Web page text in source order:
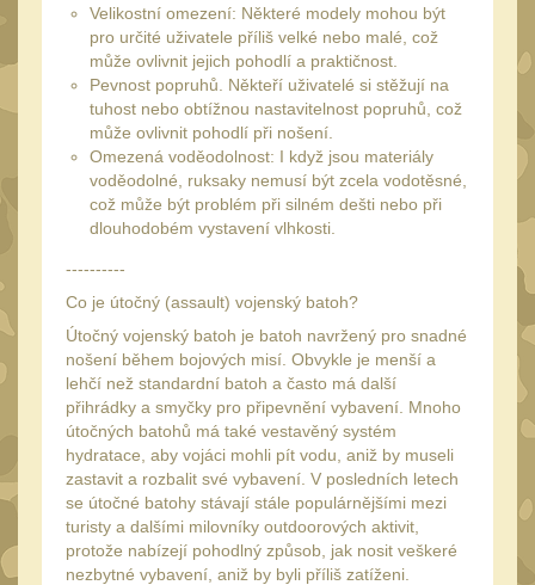
Čištění
AR15 14
AK4710
.223 (5.56mm) 9
.243 .260 (6.5mm)7
.270 .280 (7mm)
.30 .308 (7.62mm)10
12GA, 20GA
.40 .41 10
.44 .4511
.357 .38 (9mm)
1911 8
Náradie a nástroje33
Velikostní omezení: Některé modely mohou být
pro určité uživatele příliš velké nebo malé, což
může ovlivnit jejich pohodlí a praktičnost.
Pevnost popruhů. Někteří uživatelé si stěžují na
tuhost nebo obtížnou nastavitelnost popruhů, což
může ovlivnit pohodlí při nošení.
Omezená voděodolnost: I když jsou materiály
voděodolné, ruksaky nemusí být zcela vodotěsné,
což může být problém při silném dešti nebo při
dlouhodobém vystavení vlhkosti.
----------
Co je útočný (assault) vojenský batoh?
Útočný vojenský batoh je batoh navržený pro snadné
nošení během bojových misí. Obvykle je menší a
lehčí než standardní batoh a často má další
přihrádky a smyčky pro připevnění vybavení. Mnoho
útočných batohů má také vestavěný systém
hydratace, aby vojáci mohli pít vodu, aniž by museli
zastavit a rozbalit své vybavení. V posledních letech
se útočné batohy stávají stále populárnějšími mezi
turisty a dalšími milovníky outdoorových aktivit,
protože nabízejí pohodlný způsob, jak nosit veškeré
nezbytné vybavení, aniž by byli příliš zatíženi.